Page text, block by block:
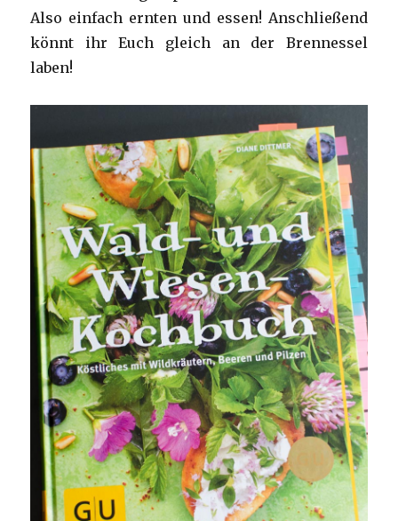
Also einfach ernten und essen! Anschließend
könnt ihr Euch gleich an der Brennessel
laben!